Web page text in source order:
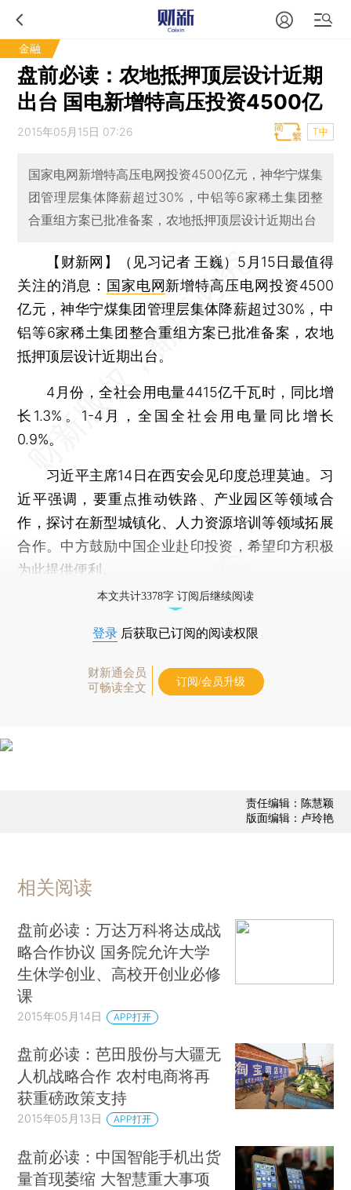
金融
盘前必读：农地抵押顶层设计近期
出台 国电新增特高压投资4500亿
2015年05月15日 07:26 T中
国家电网新增特高压电网投资4500亿元，神华宁煤集
团管理层集体降薪超过30%，中铝等6家稀土集团整
合重组方案已批准备案，农地抵押顶层设计近期出台
【财新网】（见习记者 王巍） 5月15日最值得
关注的消息： 国家电网新增特高压电网投资4500
亿元，神华宁煤集团管理层集体降薪超过30%，中
铝等6家稀土集团整合重组方案已批准备案，农地
抵押顶层设计近期出台。
4月份，全社会用电量4415亿千瓦时，同比增
长1.3%。1-4月，全国全社会用电量同比增长
0.9%。
习近平主席14日在西安会见印度总理莫迪。习
近平强调，要重点推动铁路、产业园区等领域合
作，探讨在新型城镇化、人力资源培训等领域拓展
合作。中方鼓励中国企业赴印投资，希望印方积极
为此提供便利。
本文共计3378字 订阅后继续阅读
登录 后获取已订阅的阅读权限
财新通会员
可畅读全文
订阅/会员升级
责任编辑：陈慧颖
版面编辑：卢玲艳
相关阅读
盘前必读：万达万科将达成战
略合作协议 国务院允许大学
生休学创业、高校开创业必修
课
2015年05月14日 APP打开
盘前必读：芭田股份与大疆无
人机战略合作 农村电商将再
获重磅政策支持
2015年05月13日 APP打开
盘前必读：中国智能手机出货
量首现萎缩 大智慧重大事项